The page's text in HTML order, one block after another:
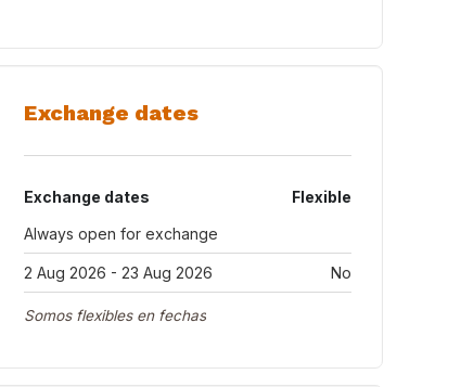
Exchange dates
Exchange dates
Flexible
Always open for exchange
2 Aug 2026 - 23 Aug 2026 No
Somos flexibles en fechas